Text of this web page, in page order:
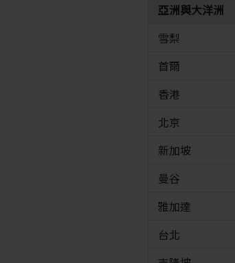
亞洲與大洋洲
雪梨
首爾
香港
北京
新加坡
曼谷
雅加達
台北